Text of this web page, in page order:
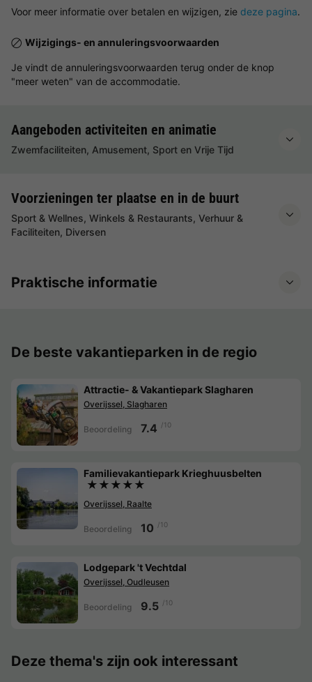
Voor meer informatie over betalen en wijzigen, zie deze pagina.
Wijzigings- en annuleringsvoorwaarden
Je vindt de annuleringsvoorwaarden terug onder de knop
"meer weten" van de accommodatie.
Aangeboden activiteiten en animatie
Zwemfaciliteiten, Amusement, Sport en Vrije Tijd
Voorzieningen ter plaatse en in de buurt
Sport & Wellnes, Winkels & Restaurants, Verhuur &
Faciliteiten, Diversen
Praktische informatie
De beste vakantieparken in de regio
Attractie- & Vakantiepark Slagharen
Overijssel, Slagharen
Beoordeling 7.4 /10
Familievakantiepark Krieghuusbelten
★★★★★
Overijssel, Raalte
Beoordeling 10 /10
Lodgepark 't Vechtdal
Overijssel, Oudleusen
Beoordeling 9.5 /10
Deze thema's zijn ook interessant